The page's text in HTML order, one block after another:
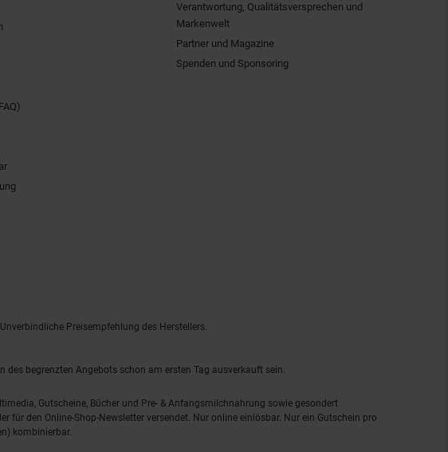
Verantwortung, Qualitätsversprechen und
Markenwelt
Partner und Magazine
Spenden und Sponsoring
Preisempfehlung des Herstellers.
begrenzten Angebots schon am ersten Tag ausverkauft sein.
Gutscheine, Bücher und Pre- & Anfangsmilchnahrung sowie gesondert
den Online-Shop-Newsletter versendet. Nur online einlösbar. Nur ein Gutschein pro
kombinierbar.